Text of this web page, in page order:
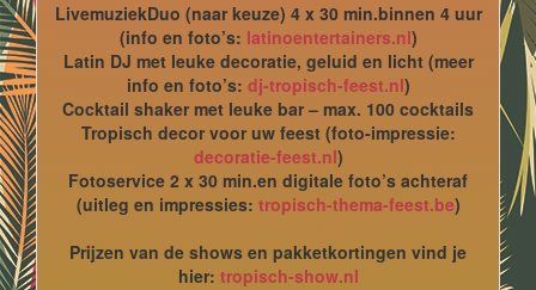
LivemuziekDuo (naar keuze) 4 x 30 min.binnen 4 uur
(info en foto’s: latinoentertainers.nl)
Latin DJ met leuke decoratie, geluid en licht (meer
info en foto’s: dj-tropisch-feest.nl)
Cocktail shaker met leuke bar – max. 100 cocktails
Tropisch decor voor uw feest (foto-impressie:
decoratie-feest.nl)
Fotoservice 2 x 30 min.en digitale foto’s achteraf
(uitleg en impressies: tropisch-thema-feest.be)
Prijzen van de shows en pakketkortingen vind je
hier: tropisch-show.nl